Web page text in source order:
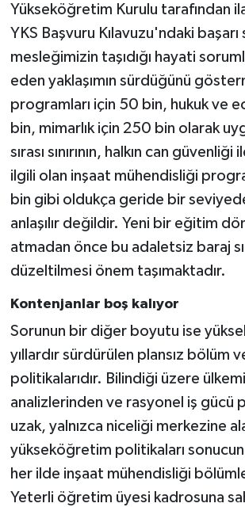
Yükseköğretim Kurulu tarafından
YKS Başvuru Kılavuzu'ndaki başarı
mesleğimizin taşıdığı hayati
eden yaklaşımın sürdüğünü
programları için 50 bin, hukuk ve
bin, mimarlık için 250 bin olarak
sırası sınırının, halkın can
ilgili olan inşaat mühendisliği
bin gibi oldukça geride bir
anlaşılır değildir. Yeni bir eğitim
atmadan önce bu adaletsiz baraj
düzeltilmesi önem taşımaktadır.
Kontenjanlar boş kalıyor
Sorunun bir diğer boyutu ise
yıllardır sürdürülen plansız bölüm
politikalarıdır. Bilindiği üzere
analizlerinden ve rasyonel iş gücü
uzak, yalnızca niceliği merkezine
yükseköğretim politikaları
her ilde inşaat mühendisliği
Yeterli öğretim üyesi kadrosuna